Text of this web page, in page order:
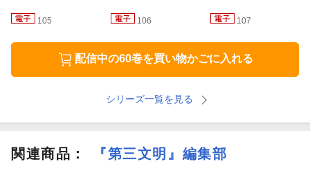
る表記・表示をした箇所があります。
105 106 107
配信中の60巻を買い物かごに入れる
シリーズ一覧を見る
関連商品 ： 『第三文明』編集部